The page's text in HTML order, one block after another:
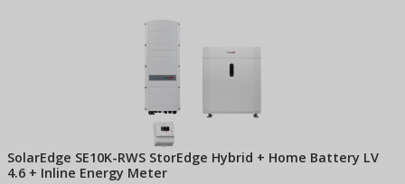
SolarEdge SE10K-RWS StorEdge Hybrid + Home Battery LV
4.6 + Inline Energy Meter